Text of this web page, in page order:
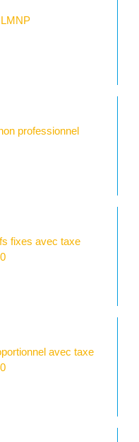
professionnel
fixes avec taxe
avec taxe